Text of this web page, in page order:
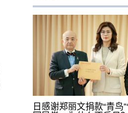
日感谢郑丽文捐款“青鸟